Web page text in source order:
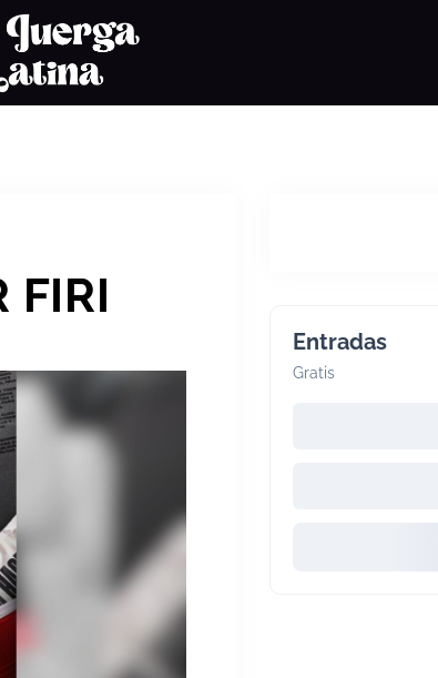
FIRI
Entradas
Gratis